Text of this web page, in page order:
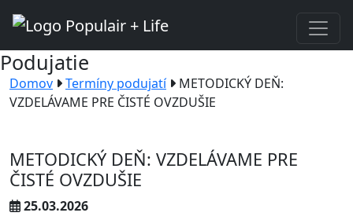
Podujatie
Domov Termíny podujatí
METODICKÝ DEŇ:
VZDELÁVAME PRE ČISTÉ OVZDUŠIE
METODICKÝ DEŇ: VZDELÁVAME PRE
ČISTÉ OVZDUŠIE
25.03.2026